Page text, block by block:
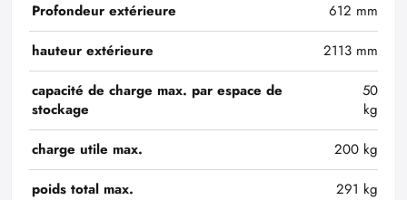
Profondeur extérieure
612 mm
hauteur extérieure
2113 mm
capacité de charge max. par espace de
stockage
50
kg
charge utile max.
200 kg
poids total max.
291 kg